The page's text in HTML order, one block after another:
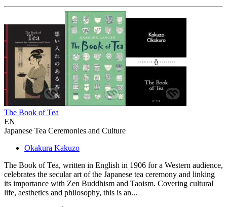
The Book of Tea
EN
Japanese Tea Ceremonies and Culture
Okakura Kakuzo
The Book of Tea, written in English in 1906 for a Western audience,
celebrates the secular art of the Japanese tea ceremony and linking
its importance with Zen Buddhism and Taoism. Covering cultural
life, aesthetics and philosophy, this is an...